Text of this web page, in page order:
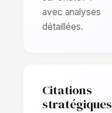
avec analyses
détaillées.
Citations
stratégiques